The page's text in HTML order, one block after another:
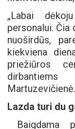
„Labai
personalui. Čia
nuoširdūs,
kiekviena
priežiūros
Martuzevičienė.
Lazda turi du
Baigdama